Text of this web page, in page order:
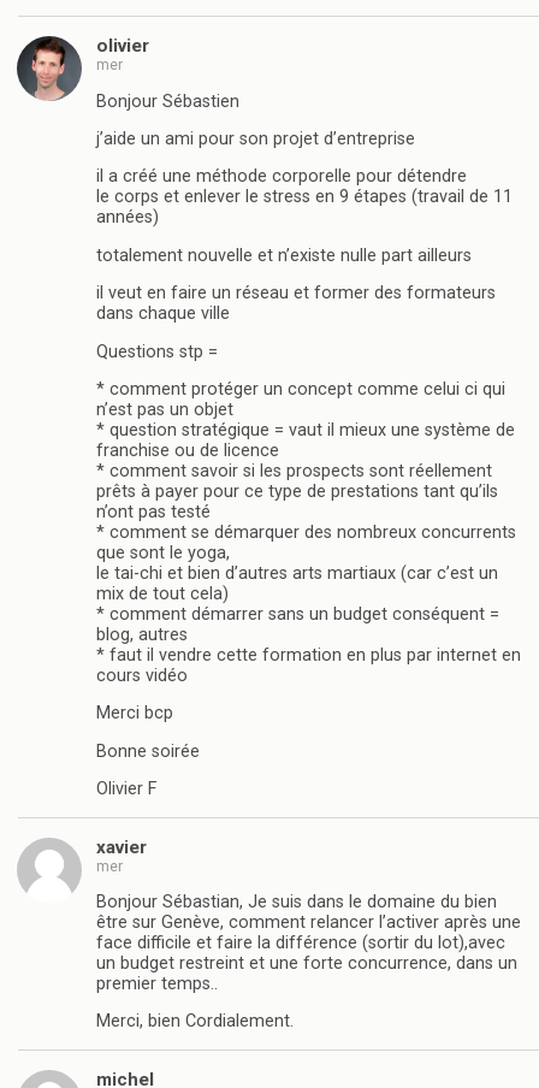
olivier
mer
Bonjour Sébastien
j’aide un ami pour son projet d’entreprise
il a créé une méthode corporelle pour détendre
le corps et enlever le stress en 9 étapes (travail de 11
années)
totalement nouvelle et n’existe nulle part ailleurs
il veut en faire un réseau et former des formateurs
dans chaque ville
Questions stp =
* comment protéger un concept comme celui ci qui
n’est pas un objet
* question stratégique = vaut il mieux une système de
franchise ou de licence
* comment savoir si les prospects sont réellement
prêts à payer pour ce type de prestations tant qu’ils
n’ont pas testé
* comment se démarquer des nombreux concurrents
que sont le yoga,
le tai-chi et bien d’autres arts martiaux (car c’est un
mix de tout cela)
* comment démarrer sans un budget conséquent =
blog, autres
* faut il vendre cette formation en plus par internet en
cours vidéo
Merci bcp
Bonne soirée
Olivier F
xavier
mer
Bonjour Sébastian, Je suis dans le domaine du bien
être sur Genève, comment relancer l’activer après une
face difficile et faire la différence (sortir du lot),avec
un budget restreint et une forte concurrence, dans un
premier temps..
Merci, bien Cordialement.
michel